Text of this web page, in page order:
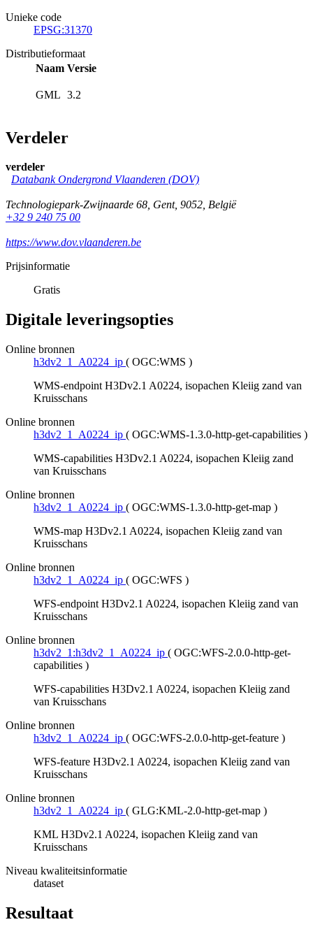
Unieke code
EPSG:31370
Distributieformaat
Naam Versie
GML 3.2
Verdeler
verdeler
Databank Ondergrond Vlaanderen (DOV)
Technologiepark-Zwijnaarde 68, Gent, 9052, België
+32 9 240 75 00
https://www.dov.vlaanderen.be
Prijsinformatie
Gratis
Digitale leveringsopties
Online bronnen
h3dv2_1_A0224_ip ( OGC:WMS )
WMS-endpoint H3Dv2.1 A0224, isopachen Kleiig zand van
Kruisschans
Online bronnen
h3dv2_1_A0224_ip ( OGC:WMS-1.3.0-http-get-capabilities )
WMS-capabilities H3Dv2.1 A0224, isopachen Kleiig zand
van Kruisschans
Online bronnen
h3dv2_1_A0224_ip ( OGC:WMS-1.3.0-http-get-map )
WMS-map H3Dv2.1 A0224, isopachen Kleiig zand van
Kruisschans
Online bronnen
h3dv2_1_A0224_ip ( OGC:WFS )
WFS-endpoint H3Dv2.1 A0224, isopachen Kleiig zand van
Kruisschans
Online bronnen
h3dv2_1:h3dv2_1_A0224_ip ( OGC:WFS-2.0.0-http-get-
capabilities )
WFS-capabilities H3Dv2.1 A0224, isopachen Kleiig zand
van Kruisschans
Online bronnen
h3dv2_1_A0224_ip ( OGC:WFS-2.0.0-http-get-feature )
WFS-feature H3Dv2.1 A0224, isopachen Kleiig zand van
Kruisschans
Online bronnen
h3dv2_1_A0224_ip ( GLG:KML-2.0-http-get-map )
KML H3Dv2.1 A0224, isopachen Kleiig zand van
Kruisschans
Niveau kwaliteitsinformatie
dataset
Resultaat